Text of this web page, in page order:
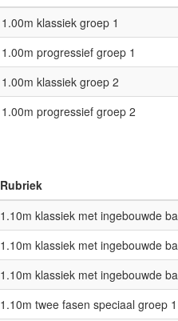
1.00m klassiek groep 1
1.00m progressief groep 1
1.00m klassiek groep 2
1.00m progressief groep 2
Rubriek
1.10m klassiek met ingebouwde
1.10m klassiek met ingebouwde
1.10m klassiek met ingebouwde
1.10m twee fasen speciaal groep 1